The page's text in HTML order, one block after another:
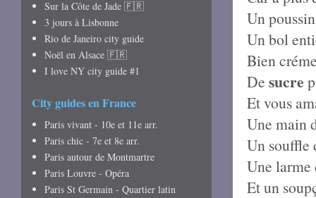
Un
Un bol
Bien
De sucre
Et vous
Une main
Un souffle
Une larme
Et un
Sur la Côte de Jade 🇫🇷
3 jours à Lisbonne
Rio de Janeiro city guide
Noël en Alsace 🇫🇷
I love NY city guide #1
City guides en France
Paris vivant - 10e et 11e arr.
Paris chic - 7e et 8e arr.
Paris autour de Montmartre
Paris Louvre - Opéra
Paris St Germain - Quartier latin